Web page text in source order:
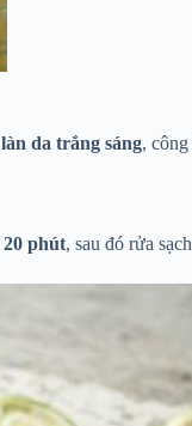
làn da trắng sáng,
20 phút, sau đó rửa